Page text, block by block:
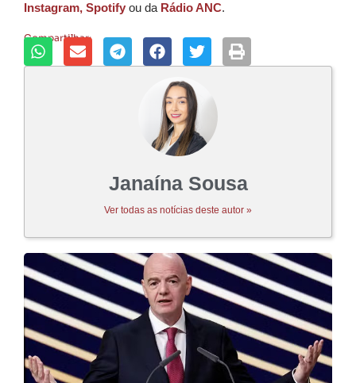
Instagram, Spotify ou da Rádio ANC.
Compartilhar:
Janaína Sousa
Ver todas as notícias deste autor »